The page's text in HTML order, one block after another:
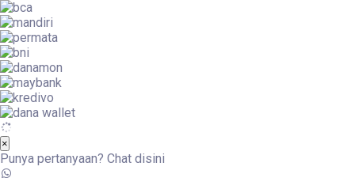
×
Punya pertanyaan? Chat disini